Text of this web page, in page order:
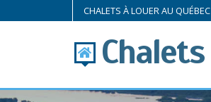
CHALETS À LOUER AU QUÉBEC
Chalets